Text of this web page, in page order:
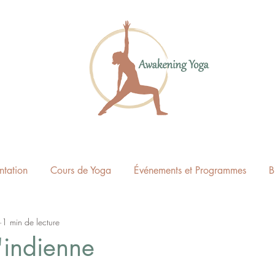
Cours de Yoga Événements et Programmes
1 min de lecture